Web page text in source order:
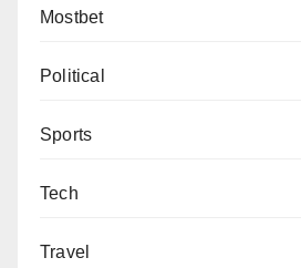
Mostbet
Political
Sports
Tech
Travel